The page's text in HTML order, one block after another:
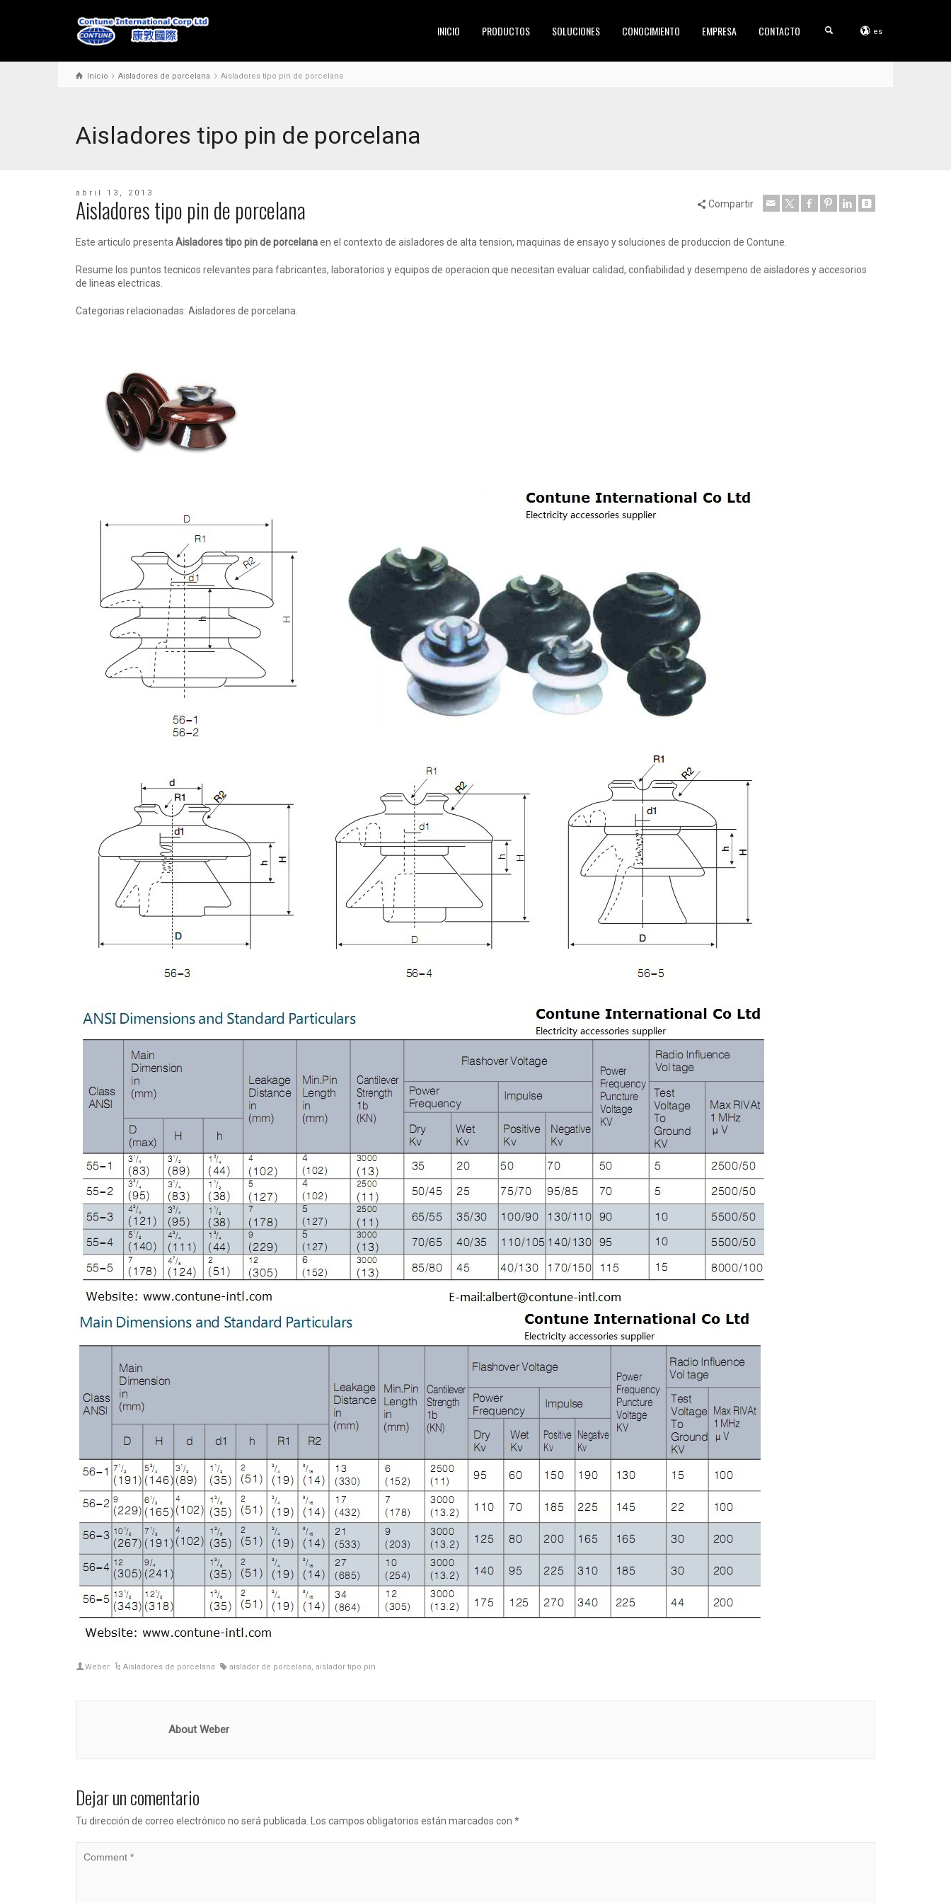
INICIO PRODUCTOS SOLUCIONES CONOCIMIENTO EMPRESA CONTACTO es
Inicio Aisladores de porcelana Aisladores tipo pin de porcelana
Aisladores tipo pin de porcelana
abril 13, 2013
Aisladores tipo pin de porcelana Compartir
Este articulo presentaAisladores tipo pin de porcelanaen el contexto de aisladores de alta tension, maquinas de ensayo y soluciones de produccion de Contune.
Resume los puntos tecnicos relevantes para fabricantes, laboratorios y equipos de operacion que necesitan evaluar calidad, confiabilidad y desempeno de aisladores y accesorios
de lineas electricas.
Categorias relacionadas: Aisladores de porcelana.
Weber Aisladores de porcelana aislador de porcelana, aislador tipo pin
About Weber
Dejar un comentario
Tu dirección de correo electrónico no será publicada. Los campos obligatorios están marcados con *